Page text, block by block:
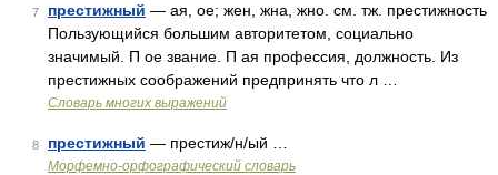
7 престижный — ая, ое; жен, жна, жно. см. тж. престижность
Пользующийся большим авторитетом, социально
значимый. П ое звание. П ая профессия, должность. Из
престижных соображений предпринять что л …
Словарь многих выражений
8 престижный — престиж/н/ый …
Морфемно-орфографический словарь